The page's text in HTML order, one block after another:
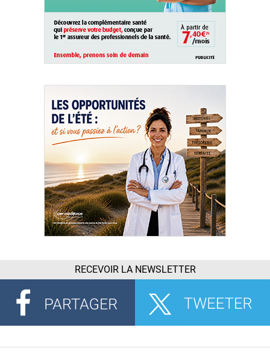
RECEVOIR LA NEWSLETTER